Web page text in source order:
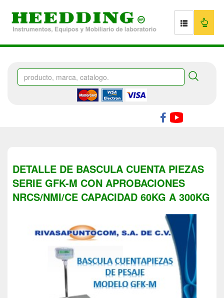
DETALLE DE BASCULA CUENTA PIEZAS
SERIE GFK-M CON APROBACIONES
NRCS/NMI/CE CAPACIDAD 60KG A 300KG